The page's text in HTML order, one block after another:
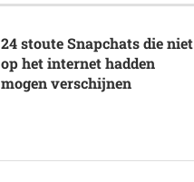
24 stoute Snapchats die niet
op het internet hadden
mogen verschijnen